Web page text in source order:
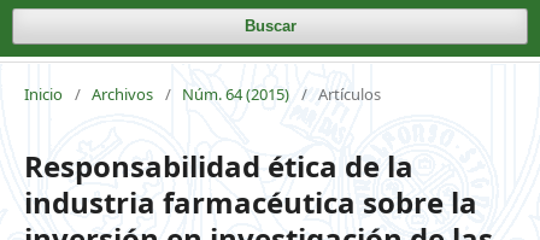
Buscar
Inicio / Archivos / Núm. 64 (2015) / Artículos
Responsabilidad ética de la
industria farmacéutica sobre la